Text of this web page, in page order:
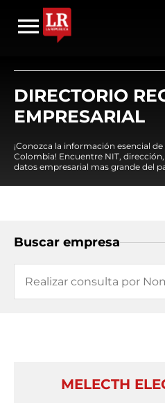
DIRECTORIO
EMPRESARIAL
¡Conozca la información esencial
Colombia! Encuentre NIT,
datos empresarial mas grande del
Buscar empresa
MELECTH